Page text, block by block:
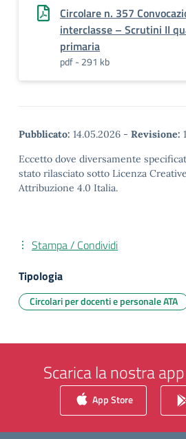
Circolare n. 357
interclasse – Scrutini II
primaria
pdf - 291 kb
Pubblicato: 14.05.2026 - Revisione:
Eccetto dove diversamente
stato rilasciato sotto Licenza
Attribuzione 4.0 Italia.
Stampa / Condividi
Tipologia
Circolari per docenti e personale ATA
Scarica la nostra
App Store